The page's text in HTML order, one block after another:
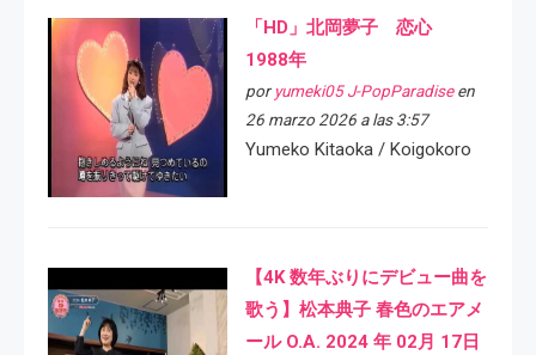
「HD」北岡夢子 恋心
1988年
por yumeki05 J-PopParadiseen
26 marzo 2026 a las 3:57
Yumeko Kitaoka / Koigokoro
【4K 数年ぶりにデビュー曲を
歌う】松本典子 春色のエアメ
ール O.A. 2024 年 02月 17日